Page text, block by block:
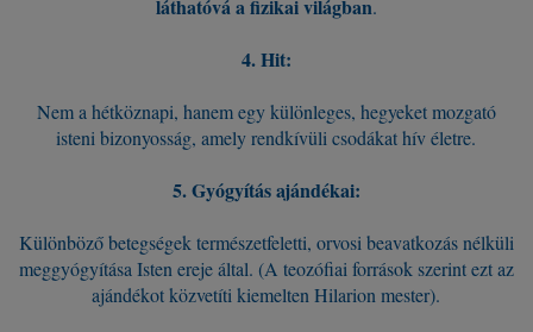
láthatóvá a fizikai világban.
4. Hit:
Nem a hétköznapi, hanem egy különleges, hegyeket mozgató
isteni bizonyosság, amely rendkívüli csodákat hív életre.
5. Gyógyítás ajándékai:
Különböző betegségek természetfeletti, orvosi beavatkozás nélküli
meggyógyítása Isten ereje által. (A teozófiai források szerint ezt az
ajándékot közvetíti kiemelten Hilarion mester).